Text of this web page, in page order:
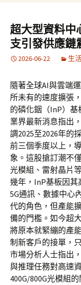
要
內
容
超大型資料中
支引發供應鏈
2026-06-22 生
隨著全球AI與雲端
所未有的速度擴張
的磷化銦（InP）基
業界最新消息指出
調2025至2026年的
前三個季度以上，
象。這股搶訂潮不
光模組、雷射晶片
幾年，InP基板因
5G通訊、數據中心
代的角色，但產能
備的門檻。如今超
將原本就緊繃的產
制新客戶的接單，
市場分析人士指出
與推理任務對高速
400G/800G光模組